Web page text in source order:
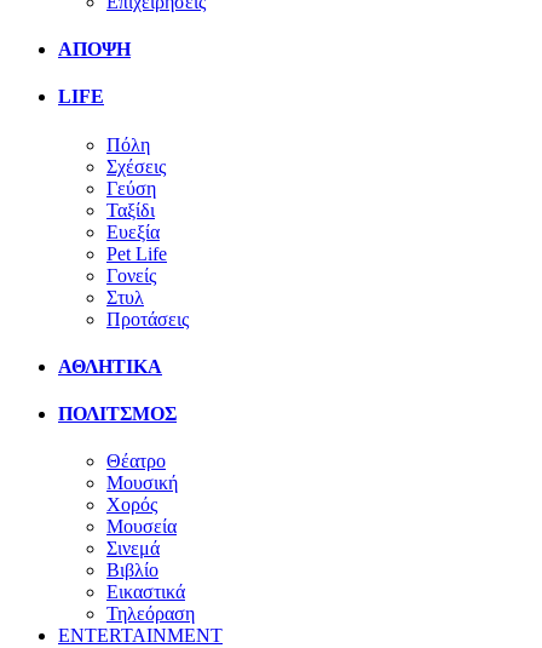
ΑΠΟΨΗ
LIFE
Πόλη
Σχέσεις
Γεύση
Ταξίδι
Ευεξία
Pet Life
Γονείς
Στυλ
Προτάσεις
ΑΘΛΗΤΙΚΑ
ΠΟΛΙΤΣΜΟΣ
Θέατρο
Μουσική
Χορός
Μουσεία
Σινεμά
Βιβλίο
Εικαστικά
Τηλεόραση
ENTERTAINMENT